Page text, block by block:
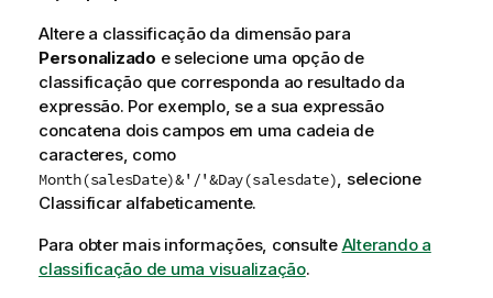
Altere a classificação da dimensão para
Personalizado e selecione uma opção de
classificação que corresponda ao resultado da
expressão. Por exemplo, se a sua expressão
concatena dois campos em uma cadeia de
caracteres, como
Month(salesDate)&'/'&Day(salesdate), selecione
Classificar alfabeticamente.
Para obter mais informações, consulte Alterando a
classificação de uma visualização.